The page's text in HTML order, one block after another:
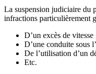
La suspension judiciaire du
infractions particulièrement
D’un excès de vitesse
D’une conduite sous
De l’utilisation d’un
Etc.